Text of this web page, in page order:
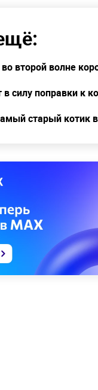
второй волне
силу поправки к
старый котик